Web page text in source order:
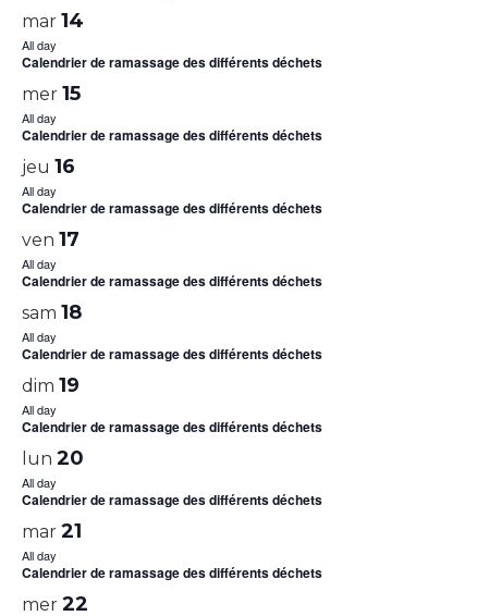
mar 14
All day
Calendrier de ramassage des différents déchets
mer 15
All day
Calendrier de ramassage des différents déchets
jeu 16
All day
Calendrier de ramassage des différents déchets
ven 17
All day
Calendrier de ramassage des différents déchets
sam 18
All day
Calendrier de ramassage des différents déchets
dim 19
All day
Calendrier de ramassage des différents déchets
lun 20
All day
Calendrier de ramassage des différents déchets
mar 21
All day
Calendrier de ramassage des différents déchets
mer 22